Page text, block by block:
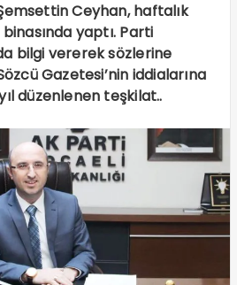
Ceyhan, haftalık
binasında yaptı. Parti
bilgi vererek sözlerine
Gazetesi’nin iddialarına
düzenlenen teşkilat..